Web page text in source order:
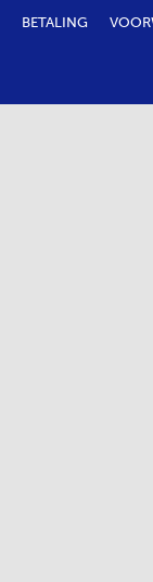
BETALING